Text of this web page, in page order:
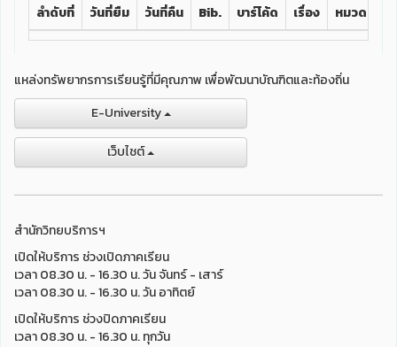
ลำดับที่ วันที่ยืม วันที่คืน Bib. บาร์โค้ด เรื่อง หมวดหมู่
แหล่งทรัพยากรการเรียนรู้ที่มีคุณภาพ เพื่อพัฒนาบัณฑิตและท้องถิ่น
E-University
เว็บไชต์
สำนักวิทยบริการฯ
เปิดให้บริการ ช่วงเปิดภาคเรียน
เวลา 08.30 น. - 16.30 น. วัน จันทร์ - เสาร์
เวลา 08.30 น. - 16.30 น. วัน อาทิตย์
เปิดให้บริการ ช่วงปิดภาคเรียน
เวลา 08.30 น. - 16.30 น. ทุกวัน